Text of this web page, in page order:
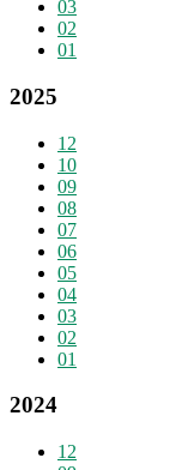
03
02
01
2025
12
10
09
08
07
06
05
04
03
02
01
2024
12